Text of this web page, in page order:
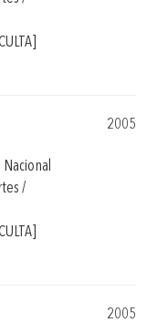
2005
Nacional
/
2005